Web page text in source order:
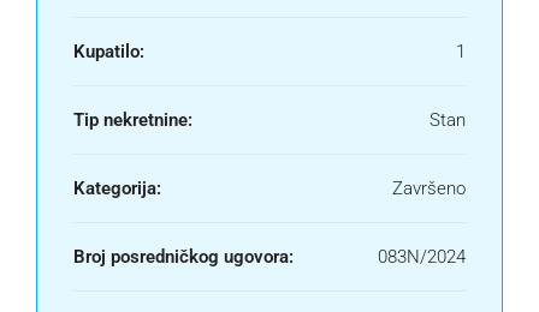
Kupatilo: 1
Tip nekretnine: Stan
Kategorija: Završeno
Broj posredničkog ugovora: 083N/2024